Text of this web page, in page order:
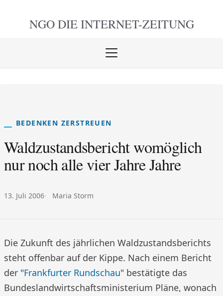
NGO DIE INTERNET-ZEITUNG
Menü
BEDENKEN ZERSTREUEN
Waldzustandsbericht womöglich
nur noch alle vier Jahre Jahre
Veröffentlicht am:
13. Juli 2006 Autor:
Maria Storm
Die Zukunft des jährlichen Waldzustandsberichts
steht offenbar auf der Kippe. Nach einem Bericht
der "Frankfurter Rundschau" bestätigte das
Bundeslandwirtschaftsministerium Pläne, wonach